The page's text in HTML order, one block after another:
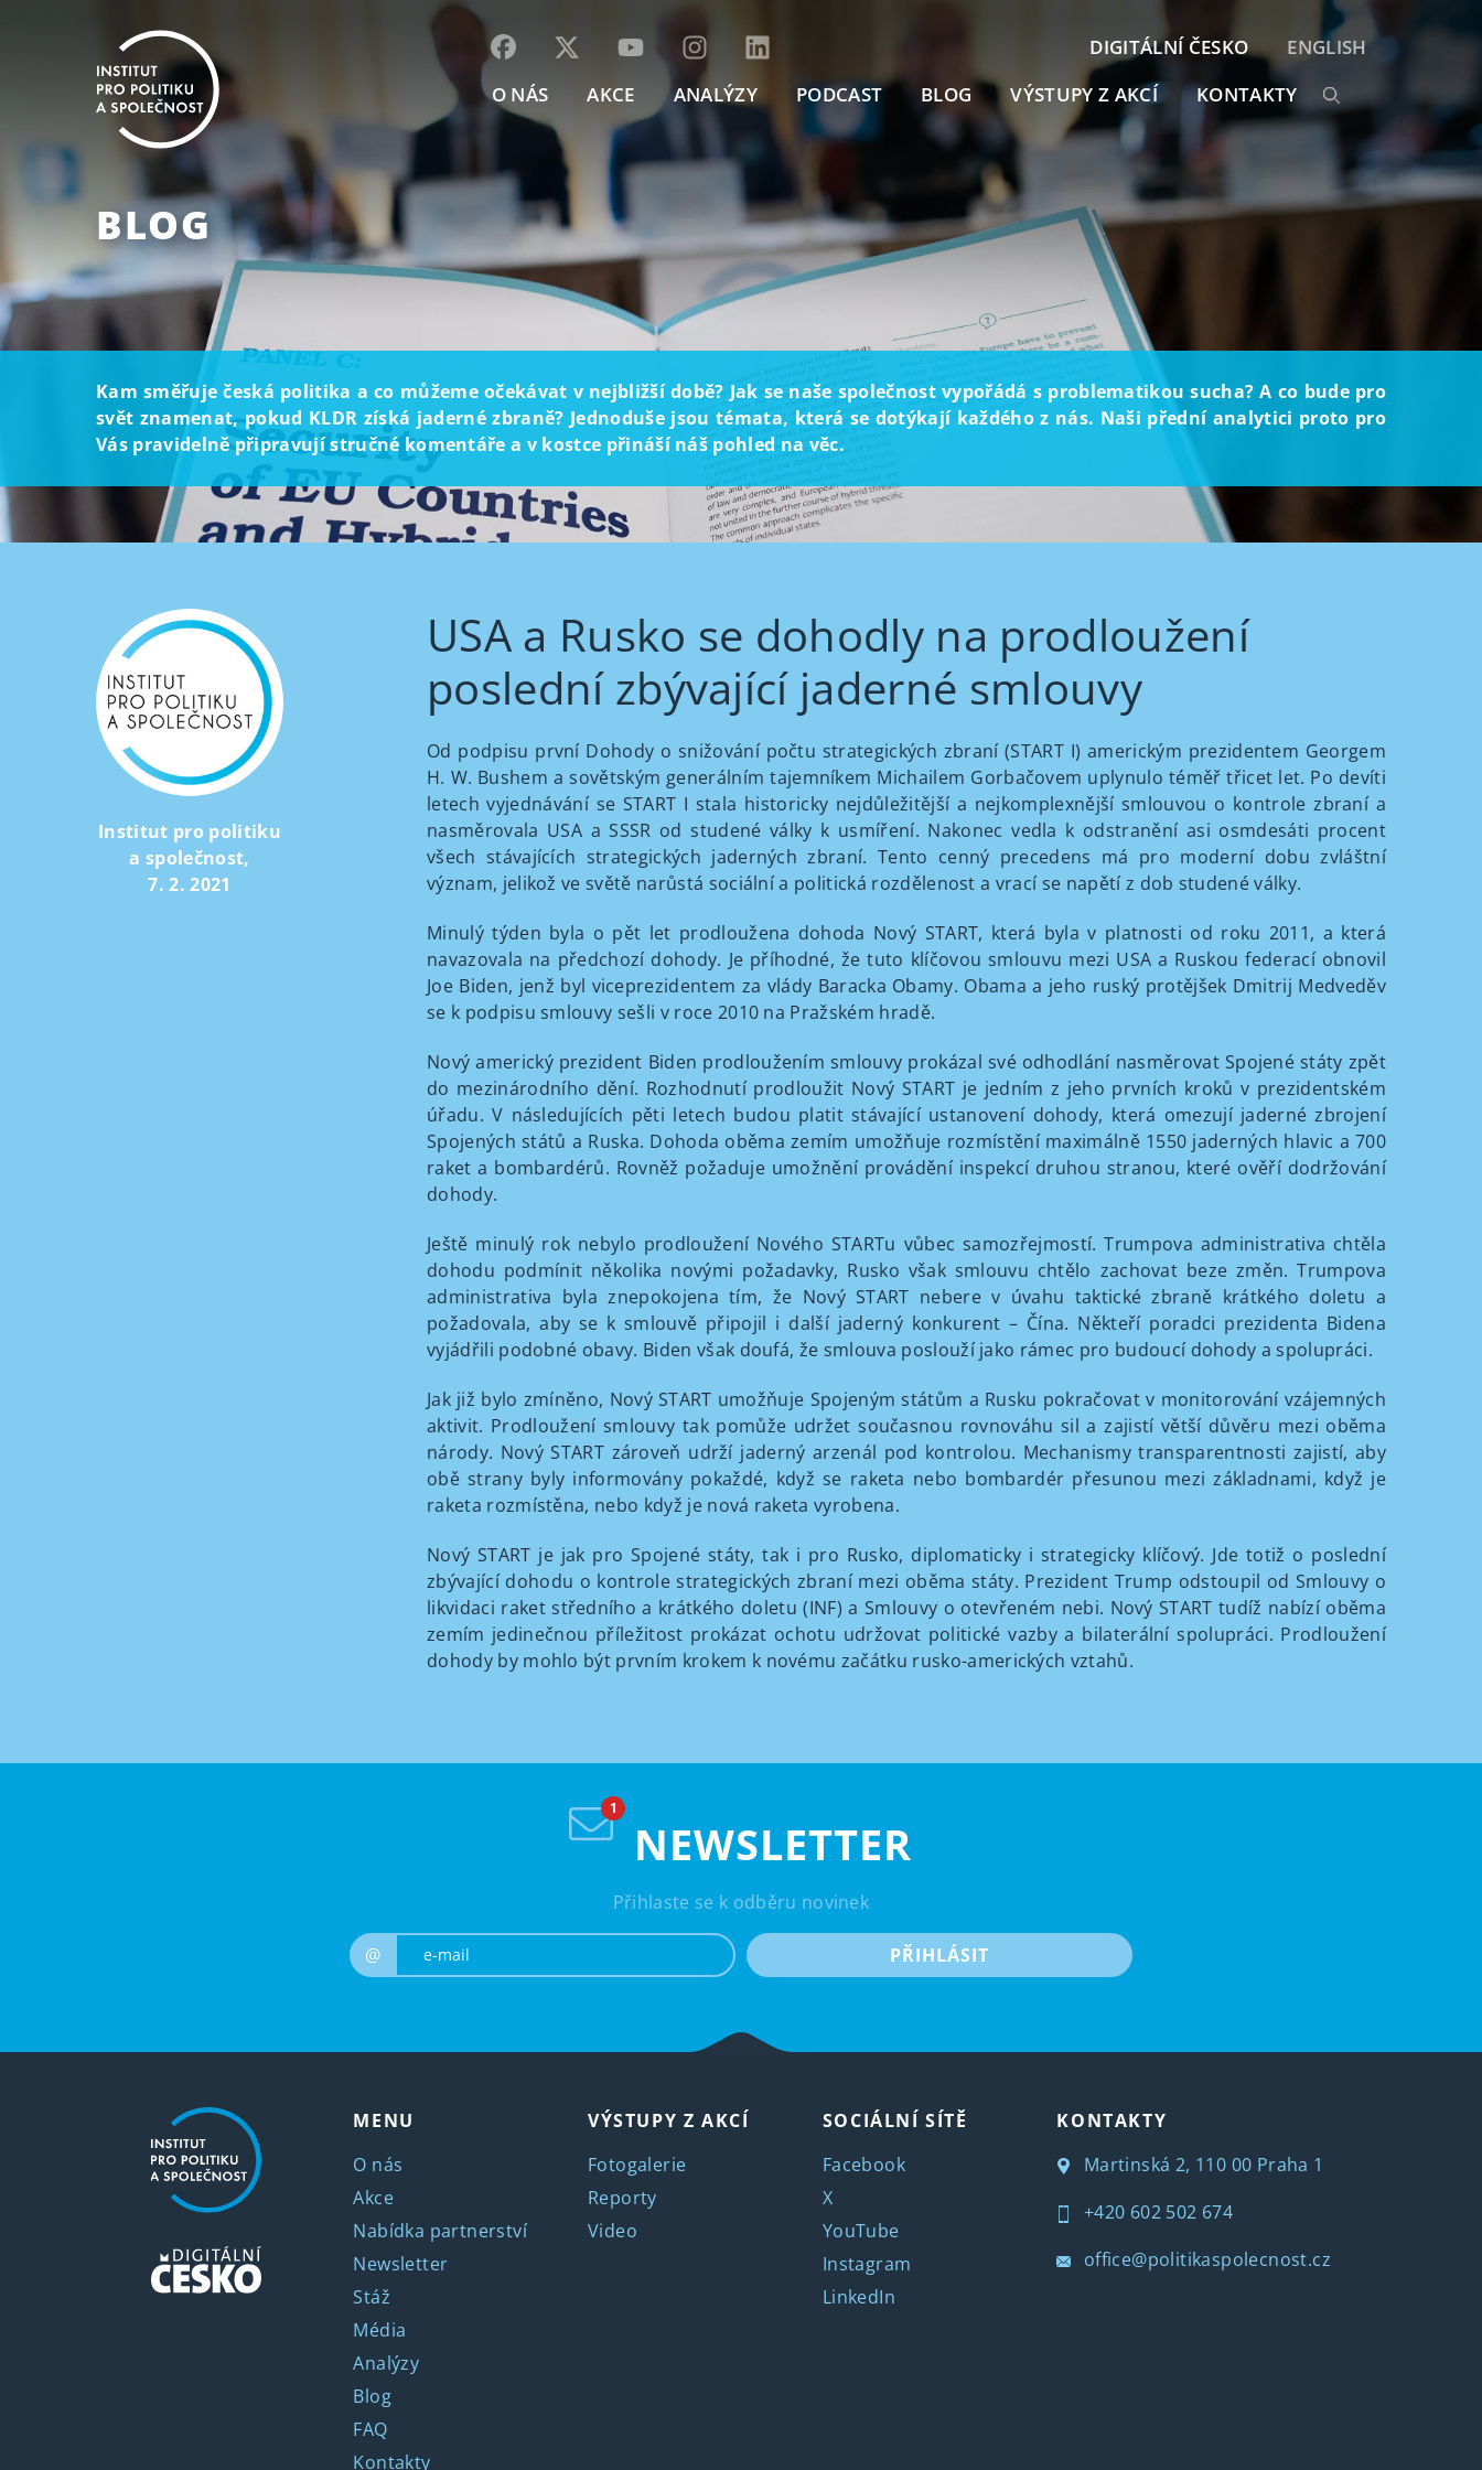
O NÁS AKCE ANALÝZY PODCAST BLOG VÝSTUPY Z AKCÍ KONTAKTY
DIGITÁLNÍ ČESKO ENGLISH
BLOG
Kam směřuje česká politika a co můžeme očekávat v nejbližší době? Jak se naše společnost vypořádá s problematikou sucha? A co bude pro
svět znamenat, pokud KLDR získá jaderné zbraně? Jednoduše jsou témata, která se dotýkají každého z nás. Naši přední analytici proto pro
Vás pravidelně připravují stručné komentáře a v kostce přináší náš pohled na věc.
Institut pro politiku
a společnost,
7. 2. 2021
USA a Rusko se dohodly na prodloužení
poslední zbývající jaderné smlouvy
Od podpisu první Dohody o snižování počtu strategických zbraní (START I) americkým prezidentem Georgem
H. W. Bushem a sovětským generálním tajemníkem Michailem Gorbačovem uplynulo téměř třicet let. Po devíti
letech vyjednávání se START I stala historicky nejdůležitější a nejkomplexnější smlouvou o kontrole zbraní a
nasměrovala USA a SSSR od studené války k usmíření. Nakonec vedla k odstranění asi osmdesáti procent
všech stávajících strategických jaderných zbraní. Tento cenný precedens má pro moderní dobu zvláštní
význam, jelikož ve světě narůstá sociální a politická rozdělenost a vrací se napětí z dob studené války.
Minulý týden byla o pět let prodloužena dohoda Nový START, která byla v platnosti od roku 2011, a která
navazovala na předchozí dohody. Je příhodné, že tuto klíčovou smlouvu mezi USA a Ruskou federací obnovil
Joe Biden, jenž byl viceprezidentem za vlády Baracka Obamy. Obama a jeho ruský protějšek Dmitrij Medveděv
se k podpisu smlouvy sešli v roce 2010 na Pražském hradě.
Nový americký prezident Biden prodloužením smlouvy prokázal své odhodlání nasměrovat Spojené státy zpět
do mezinárodního dění. Rozhodnutí prodloužit Nový START je jedním z jeho prvních kroků v prezidentském
úřadu. V následujících pěti letech budou platit stávající ustanovení dohody, která omezují jaderné zbrojení
Spojených států a Ruska. Dohoda oběma zemím umožňuje rozmístění maximálně 1550 jaderných hlavic a 700
raket a bombardérů. Rovněž požaduje umožnění provádění inspekcí druhou stranou, které ověří dodržování
dohody.
Ještě minulý rok nebylo prodloužení Nového STARTu vůbec samozřejmostí. Trumpova administrativa chtěla
dohodu podmínit několika novými požadavky, Rusko však smlouvu chtělo zachovat beze změn. Trumpova
administrativa byla znepokojena tím, že Nový START nebere v úvahu taktické zbraně krátkého doletu a
požadovala, aby se k smlouvě připojil i další jaderný konkurent – Čína. Někteří poradci prezidenta Bidena
vyjádřili podobné obavy. Biden však doufá, že smlouva poslouží jako rámec pro budoucí dohody a spolupráci.
Jak již bylo zmíněno, Nový START umožňuje Spojeným státům a Rusku pokračovat v monitorování vzájemných
aktivit. Prodloužení smlouvy tak pomůže udržet současnou rovnováhu sil a zajistí větší důvěru mezi oběma
národy. Nový START zároveň udrží jaderný arzenál pod kontrolou. Mechanismy transparentnosti zajistí, aby
obě strany byly informovány pokaždé, když se raketa nebo bombardér přesunou mezi základnami, když je
raketa rozmístěna, nebo když je nová raketa vyrobena.
Nový START je jak pro Spojené státy, tak i pro Rusko, diplomaticky i strategicky klíčový. Jde totiž o poslední
zbývající dohodu o kontrole strategických zbraní mezi oběma státy. Prezident Trump odstoupil od Smlouvy o
likvidaci raket středního a krátkého doletu (INF) a Smlouvy o otevřeném nebi. Nový START tudíž nabízí oběma
zemím jedinečnou příležitost prokázat ochotu udržovat politické vazby a bilaterální spolupráci. Prodloužení
dohody by mohlo být prvním krokem k novému začátku rusko-amerických vztahů.
NEWSLETTER
Přihlaste se k odběru novinek
@ PŘIHLÁSIT
MENU
O nás
Akce
Nabídka partnerství
Newsletter
Stáž
Média
Analýzy
Blog
FAQ
Kontakty
VÝSTUPY Z AKCÍ
Fotogalerie
Reporty
Video
SOCIÁLNÍ SÍTĚ
Facebook
X
YouTube
Instagram
LinkedIn
KONTAKTY
Martinská 2, 110 00 Praha 1
+420 602 502 674
office@politikaspolecnost.cz